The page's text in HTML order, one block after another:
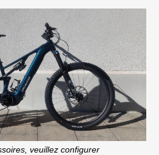
veuillez configurer